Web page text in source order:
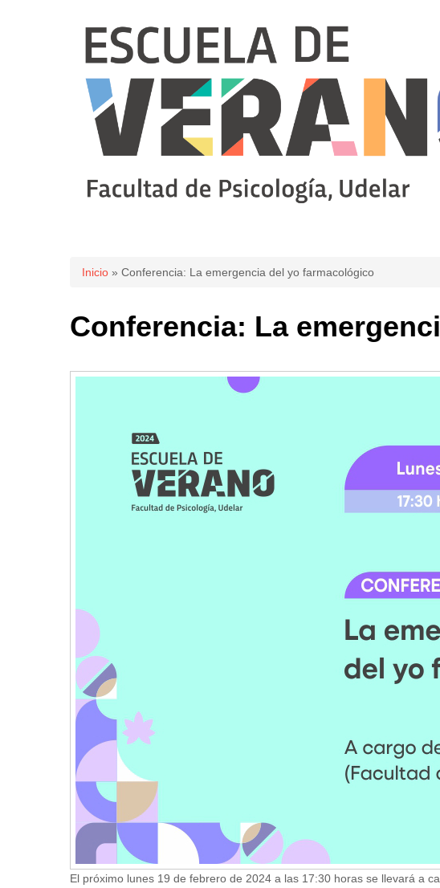
Se encuentra usted aquí
Inicio » Conferencia: La emergencia del yo farmacológico
Conferencia: La
El próximo lunes 19 de febrero de 2024 a las 17:30 horas se llevará a